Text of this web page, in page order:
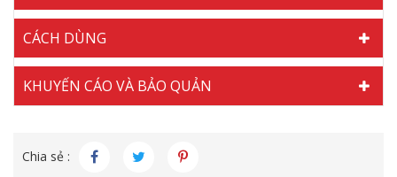
CÁCH DÙNG
KHUYẾN CÁO VÀ BẢO QUẢN
Chia sẻ :